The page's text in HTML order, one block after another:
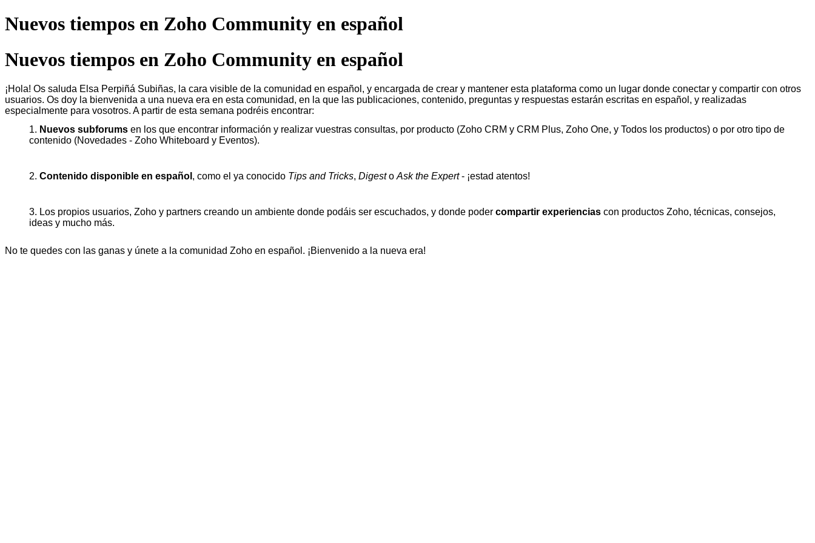
Nuevos tiempos en Zoho Community en español
Nuevos tiempos en Zoho Community en español
¡Hola! Os saluda Elsa Perpiñá Subiñas, la cara visible de la comunidad en español, y encargada de crear y mantener esta plataforma como un lugar donde conectar y compartir con otros
usuarios. Os doy la bienvenida a una nueva era en esta comunidad, en la que las publicaciones, contenido, preguntas y respuestas estarán escritas en español, y realizadas
especialmente para vosotros. A partir de esta semana podréis encontrar:
1. Nuevos subforums en los que encontrar información y realizar vuestras consultas, por producto (Zoho CRM y CRM Plus, Zoho One, y Todos los productos) o por otro tipo de
contenido (Novedades - Zoho Whiteboard y Eventos).
2. Contenido disponible en español , como el ya conocido Tips and Tricks, Digesto Ask the Expert- ¡estad atentos!
3. Los propios usuarios, Zoho y partners creando un ambiente donde podáis ser escuchados, y donde poder compartir experiencias con productos Zoho, técnicas, consejos,
ideas y mucho más.
No te quedes con las ganas y únete a la comunidad Zoho en español. ¡Bienvenido a la nueva era!